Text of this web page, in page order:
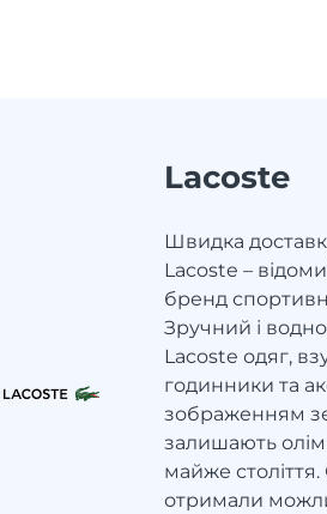
Lacoste
Швидка
Lacoste –
бренд
Зручний і
Lacoste одяг,
годинники та
зображенням
залишають
майже століття.
отримали